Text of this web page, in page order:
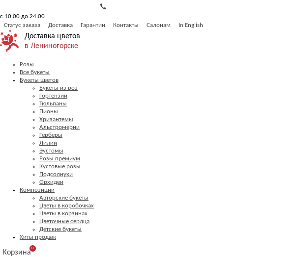
с 10:00 до 24:00
Статус заказа
Доставка Гарантии Контакты Салонам In English
Доставка цветов
в Лениногорске
Розы
Все букеты
Букеты цветов
Букеты из роз
Гортензии
Тюльпаны
Пионы
Хризантемы
Альстромерии
Герберы
Лилии
Эустомы
Розы премиум
Кустовые розы
Подсолнухи
Орхидеи
Композиции
Авторские букеты
Цветы в коробочках
Цветы в корзинах
Цветочные сердца
Детские букеты
Хиты продаж
Корзина
0